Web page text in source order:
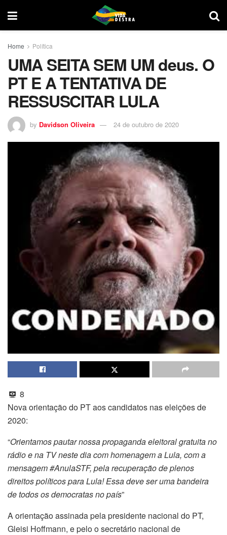
Home Política
UMA SEITA SEM UM deus. O
PT E A TENTATIVA DE
RESSUSCITAR LULA
by Davidson Oliveira 24 de outubro de 2020
8
Nova orientação do PT aos candidatos nas eleições de
2020:
“Orientamos pautar nossa propaganda eleitoral gratuita no
rádio e na TV neste dia com homenagem a Lula, com a
mensagem #AnulaSTF, pela recuperação de plenos
direitos políticos para Lula! Essa deve ser uma bandeira
de todos os democratas no país”
A orientação assinada pela presidente nacional do PT,
Gleisi Hoffmann, e pelo o secretário nacional de